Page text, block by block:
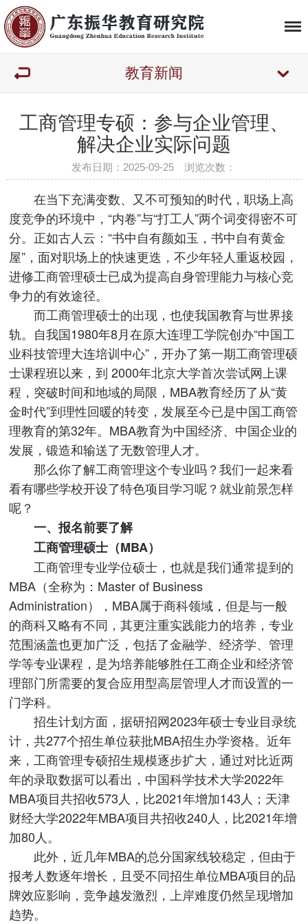
教育新闻
工商管理专硕：参与企业管理、
解决企业实际问题
发布日期：2025-09-25 浏览次数：
在当下充满变数、又不可预知的时代，职场上高
度竞争的环境中，“内卷”与“打工人”两个词变得密不可
分。正如古人云：“书中自有颜如玉，书中自有黄金
屋”，面对职场上的快速更迭，不少年轻人重返校园，
进修工商管理硕士已成为提高自身管理能力与核心竞
争力的有效途径。
而工商管理硕士的出现，也使我国教育与世界接
轨。自我国1980年8月在原大连理工学院创办“中国工
业科技管理大连培训中心”，开办了第一期工商管理硕
士课程班以来，到 2000年北京大学首次尝试网上课
程，突破时间和地域的局限，MBA教育经历了从“黄
金时代”到理性回暖的转变，发展至今已是中国工商管
理教育的第32年。MBA教育为中国经济、中国企业的
发展，锻造和输送了无数管理人才。
那么你了解工商管理这个专业吗？我们一起来看
看有哪些学校开设了特色项目学习呢？就业前景怎样
呢？
一、报名前要了解
工商管理硕士（MBA）
工商管理专业学位硕士，也就是我们通常提到的
MBA（全称为：Master of Business
Administration），MBA属于商科领域，但是与一般
的商科又略有不同，其更注重实践能力的培养，专业
范围涵盖也更加广泛，包括了金融学、经济学、管理
学等专业课程，是为培养能够胜任工商企业和经济管
理部门所需要的复合应用型高层管理人才而设置的一
门学科。
招生计划方面，据研招网2023年硕士专业目录统
计，共277个招生单位获批MBA招生办学资格。近年
来，工商管理专硕招生规模逐步扩大，通过对比近两
年的录取数据可以看出，中国科学技术大学2022年
MBA项目共招收573人，比2021年增加143人；天津
财经大学2022年MBA项目共招收240人，比2021年增
加80人。
此外，近几年MBA的总分国家线较稳定，但由于
报考人数逐年增长，且受不同招生单位MBA项目的品
牌效应影响，竞争越发激烈，上岸难度仍然呈现增加
趋势。